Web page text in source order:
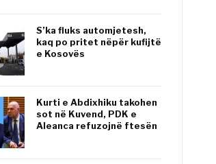
S’ka fluks automjetesh,
kaq po pritet nëpër kufijtë
e Kosovës
Kurti e Abdixhiku takohen
sot në Kuvend, PDK e
Aleanca refuzojnë ftesën